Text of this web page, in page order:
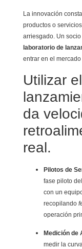
La innovación
productos o
arriesgado. Un
laboratorio de
entrar en el
Utilizar
da
real.
Pilotos de
fase piloto
con un
recopilando
operación
Medición de
medir la